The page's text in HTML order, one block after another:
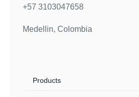
Medellin, Colombia
Paquetes